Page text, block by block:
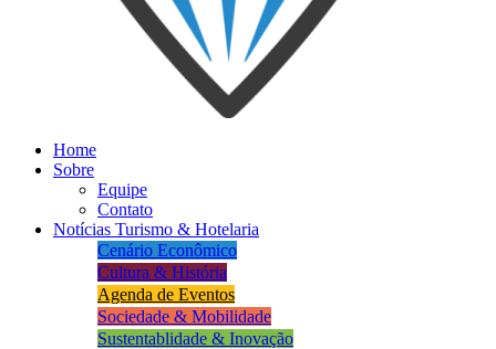
Home
Sobre
Equipe
Contato
Notícias Turismo & Hotelaria
Cenário Econômico
Cultura & História
Agenda de Eventos
Sociedade & Mobilidade
Sustentablidade & Inovação